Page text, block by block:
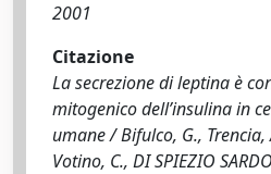
2001
Citazione
La secrezione di leptina è
mitogenico dell’insulina in
umane / Bifulco, G., Trencia,
Votino, C., DI SPIEZIO